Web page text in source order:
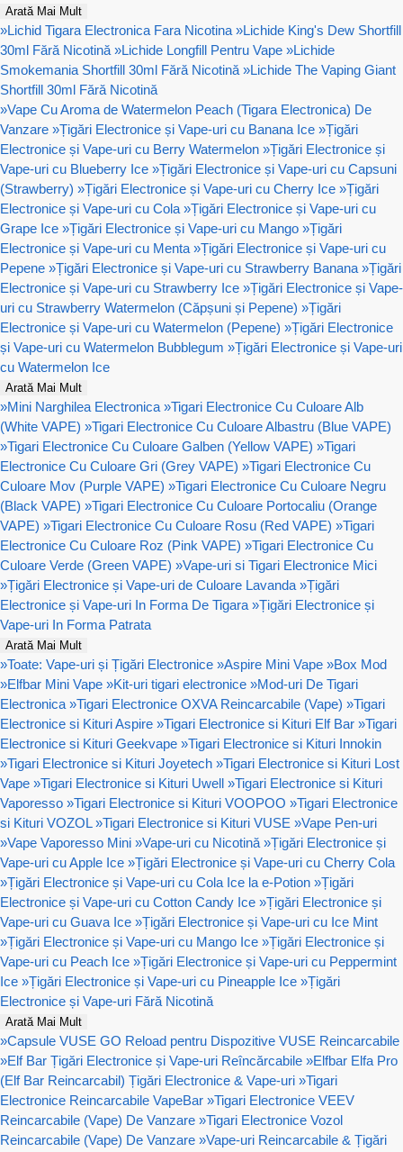
Arată Mai Mult
»Lichid Tigara Electronica Fara Nicotina »Lichide King's Dew Shortfill
30ml Fără Nicotină »Lichide Longfill Pentru Vape »Lichide
Smokemania Shortfill 30ml Fără Nicotină »Lichide The Vaping Giant
Shortfill 30ml Fără Nicotină
»Vape Cu Aroma de Watermelon Peach (Tigara Electronica) De
Vanzare »Țigări Electronice și Vape-uri cu Banana Ice »Țigări
Electronice și Vape-uri cu Berry Watermelon »Țigări Electronice și
Vape-uri cu Blueberry Ice »Țigări Electronice și Vape-uri cu Capsuni
(Strawberry) »Țigări Electronice și Vape-uri cu Cherry Ice »Țigări
Electronice și Vape-uri cu Cola »Țigări Electronice și Vape-uri cu
Grape Ice »Țigări Electronice și Vape-uri cu Mango »Țigări
Electronice și Vape-uri cu Menta »Țigări Electronice și Vape-uri cu
Pepene »Țigări Electronice și Vape-uri cu Strawberry Banana »Țigări
Electronice și Vape-uri cu Strawberry Ice »Țigări Electronice și Vape-
uri cu Strawberry Watermelon (Căpșuni și Pepene) »Țigări
Electronice și Vape-uri cu Watermelon (Pepene) »Țigări Electronice
și Vape-uri cu Watermelon Bubblegum »Țigări Electronice și Vape-uri
cu Watermelon Ice
Arată Mai Mult
»Mini Narghilea Electronica »Tigari Electronice Cu Culoare Alb
(White VAPE) »Tigari Electronice Cu Culoare Albastru (Blue VAPE)
»Tigari Electronice Cu Culoare Galben (Yellow VAPE) »Tigari
Electronice Cu Culoare Gri (Grey VAPE) »Tigari Electronice Cu
Culoare Mov (Purple VAPE) »Tigari Electronice Cu Culoare Negru
(Black VAPE) »Tigari Electronice Cu Culoare Portocaliu (Orange
VAPE) »Tigari Electronice Cu Culoare Rosu (Red VAPE) »Tigari
Electronice Cu Culoare Roz (Pink VAPE) »Tigari Electronice Cu
Culoare Verde (Green VAPE) »Vape-uri si Tigari Electronice Mici
»Țigări Electronice și Vape-uri de Culoare Lavanda »Țigări
Electronice și Vape-uri In Forma De Tigara »Țigări Electronice și
Vape-uri In Forma Patrata
Arată Mai Mult
»Toate: Vape-uri și Țigări Electronice »Aspire Mini Vape »Box Mod
»Elfbar Mini Vape »Kit-uri tigari electronice »Mod-uri De Tigari
Electronica »Tigari Electronice OXVA Reincarcabile (Vape) »Tigari
Electronice si Kituri Aspire »Tigari Electronice si Kituri Elf Bar »Tigari
Electronice si Kituri Geekvape »Tigari Electronice si Kituri Innokin
»Tigari Electronice si Kituri Joyetech »Tigari Electronice si Kituri Lost
Vape »Tigari Electronice si Kituri Uwell »Tigari Electronice si Kituri
Vaporesso »Tigari Electronice si Kituri VOOPOO »Tigari Electronice
si Kituri VOZOL »Tigari Electronice si Kituri VUSE »Vape Pen-uri
»Vape Vaporesso Mini »Vape-uri cu Nicotină »Țigări Electronice și
Vape-uri cu Apple Ice »Țigări Electronice și Vape-uri cu Cherry Cola
»Țigări Electronice și Vape-uri cu Cola Ice la e-Potion »Țigări
Electronice și Vape-uri cu Cotton Candy Ice »Țigări Electronice și
Vape-uri cu Guava Ice »Țigări Electronice și Vape-uri cu Ice Mint
»Țigări Electronice și Vape-uri cu Mango Ice »Țigări Electronice și
Vape-uri cu Peach Ice »Țigări Electronice și Vape-uri cu Peppermint
Ice »Țigări Electronice și Vape-uri cu Pineapple Ice »Țigări
Electronice și Vape-uri Fără Nicotină
Arată Mai Mult
»Capsule VUSE GO Reload pentru Dispozitive VUSE Reincarcabile
»Elf Bar Țigări Electronice și Vape-uri Reîncărcabile »Elfbar Elfa Pro
(Elf Bar Reincarcabil) Țigări Electronice & Vape-uri »Tigari
Electronice Reincarcabile VapeBar »Tigari Electronice VEEV
Reincarcabile (Vape) De Vanzare »Tigari Electronice Vozol
Reincarcabile (Vape) De Vanzare »Vape-uri Reincarcabile & Țigări